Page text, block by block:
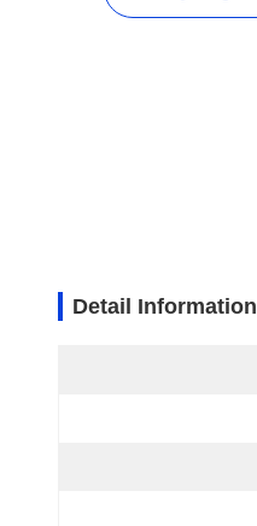
Detail Information